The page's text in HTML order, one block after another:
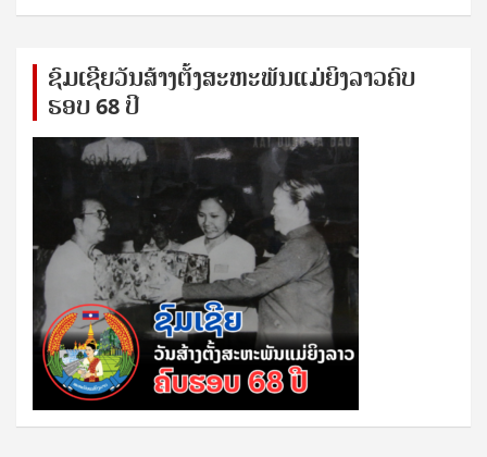
ຊົ​ມ​ເຊີຍ​ວັນ​ສ້າງ​ຕັ້ງ​ສະ​ຫະ​ພັນ​ແມ່​ຍິງ​​ລາວຄົບ​
ຮອບ 68 ປິ